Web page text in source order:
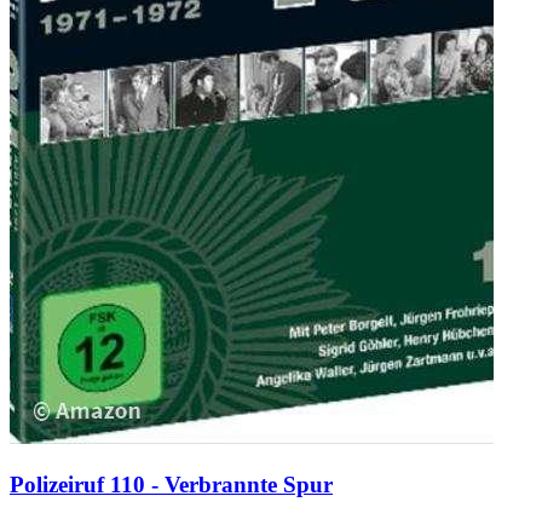
Polizeiruf 110 - Verbrannte Spur